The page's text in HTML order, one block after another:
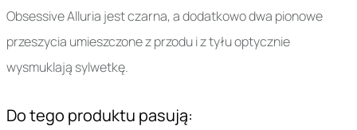
Obsessive Alluria jest czarna, a dodatkowo dwa pionowe
przeszycia umieszczone z przodu i z tyłu optycznie
wysmuklają sylwetkę.
Do tego produktu pasują: